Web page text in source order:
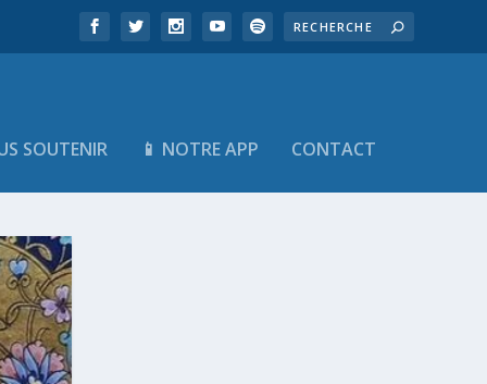
SOUTENIR 📱 NOTRE APP CONTACT